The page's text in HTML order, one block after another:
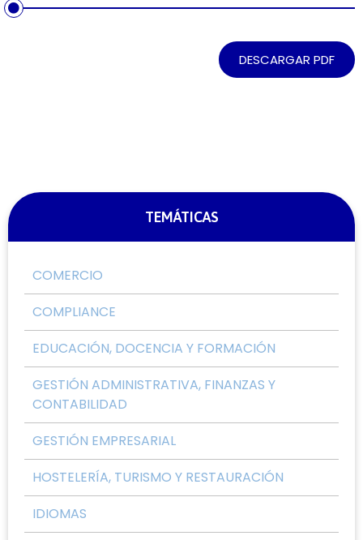
DESCARGAR PDF
TEMÁTICAS
COMERCIO
COMPLIANCE
EDUCACIÓN, DOCENCIA Y FORMACIÓN
GESTIÓN ADMINISTRATIVA, FINANZAS Y
CONTABILIDAD
GESTIÓN EMPRESARIAL
HOSTELERÍA, TURISMO Y RESTAURACIÓN
IDIOMAS